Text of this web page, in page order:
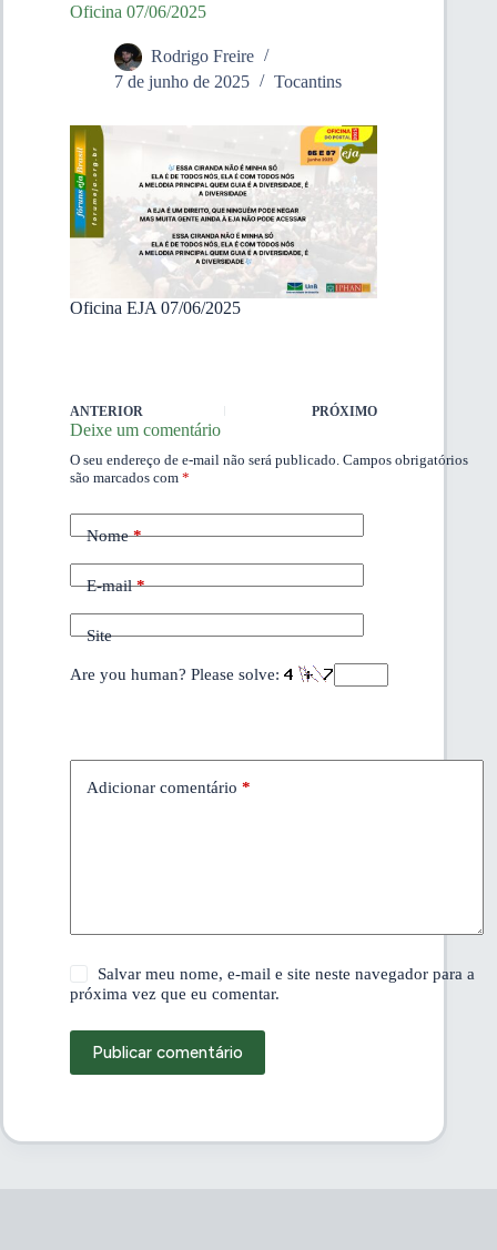
Oficina 07/06/2025
Rodrigo Freire
7 de junho de 2025
Tocantins
Oficina EJA 07/06/2025
ANTERIOR PRÓXIMO
Deixe um comentário
O seu endereço de e-mail não será publicado. Campos obrigatórios
são marcados com *
Nome*
E-mail*
Site
Are you human? Please solve:
Adicionar comentário *
Salvar meu nome, e-mail e site neste navegador para a
próxima vez que eu comentar.
Publicar comentário